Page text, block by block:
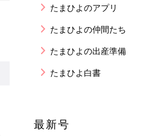
たまひよのアプリ
たまひよの仲間たち
たまひよの出産準備
たまひよ白書
最新号